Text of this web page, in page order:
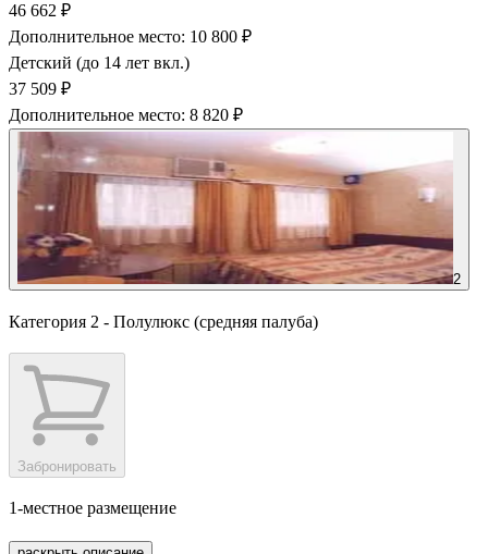
46 662 ₽
Дополнительное место: 10 800 ₽
Детский (до 14 лет вкл.)
37 509 ₽
Дополнительное место: 8 820 ₽
2
Категория 2 - Полулюкс (средняя палуба)
Забронировать
1-местное размещение